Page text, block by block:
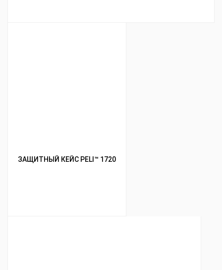
ЗАЩИТНЫЙ КЕЙС PELI™ 1720